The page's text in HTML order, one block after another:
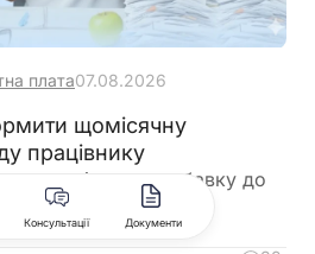
плата07.08.2026
щомісячну
працівнику
щомісячну надбавку до
Консультації Документи